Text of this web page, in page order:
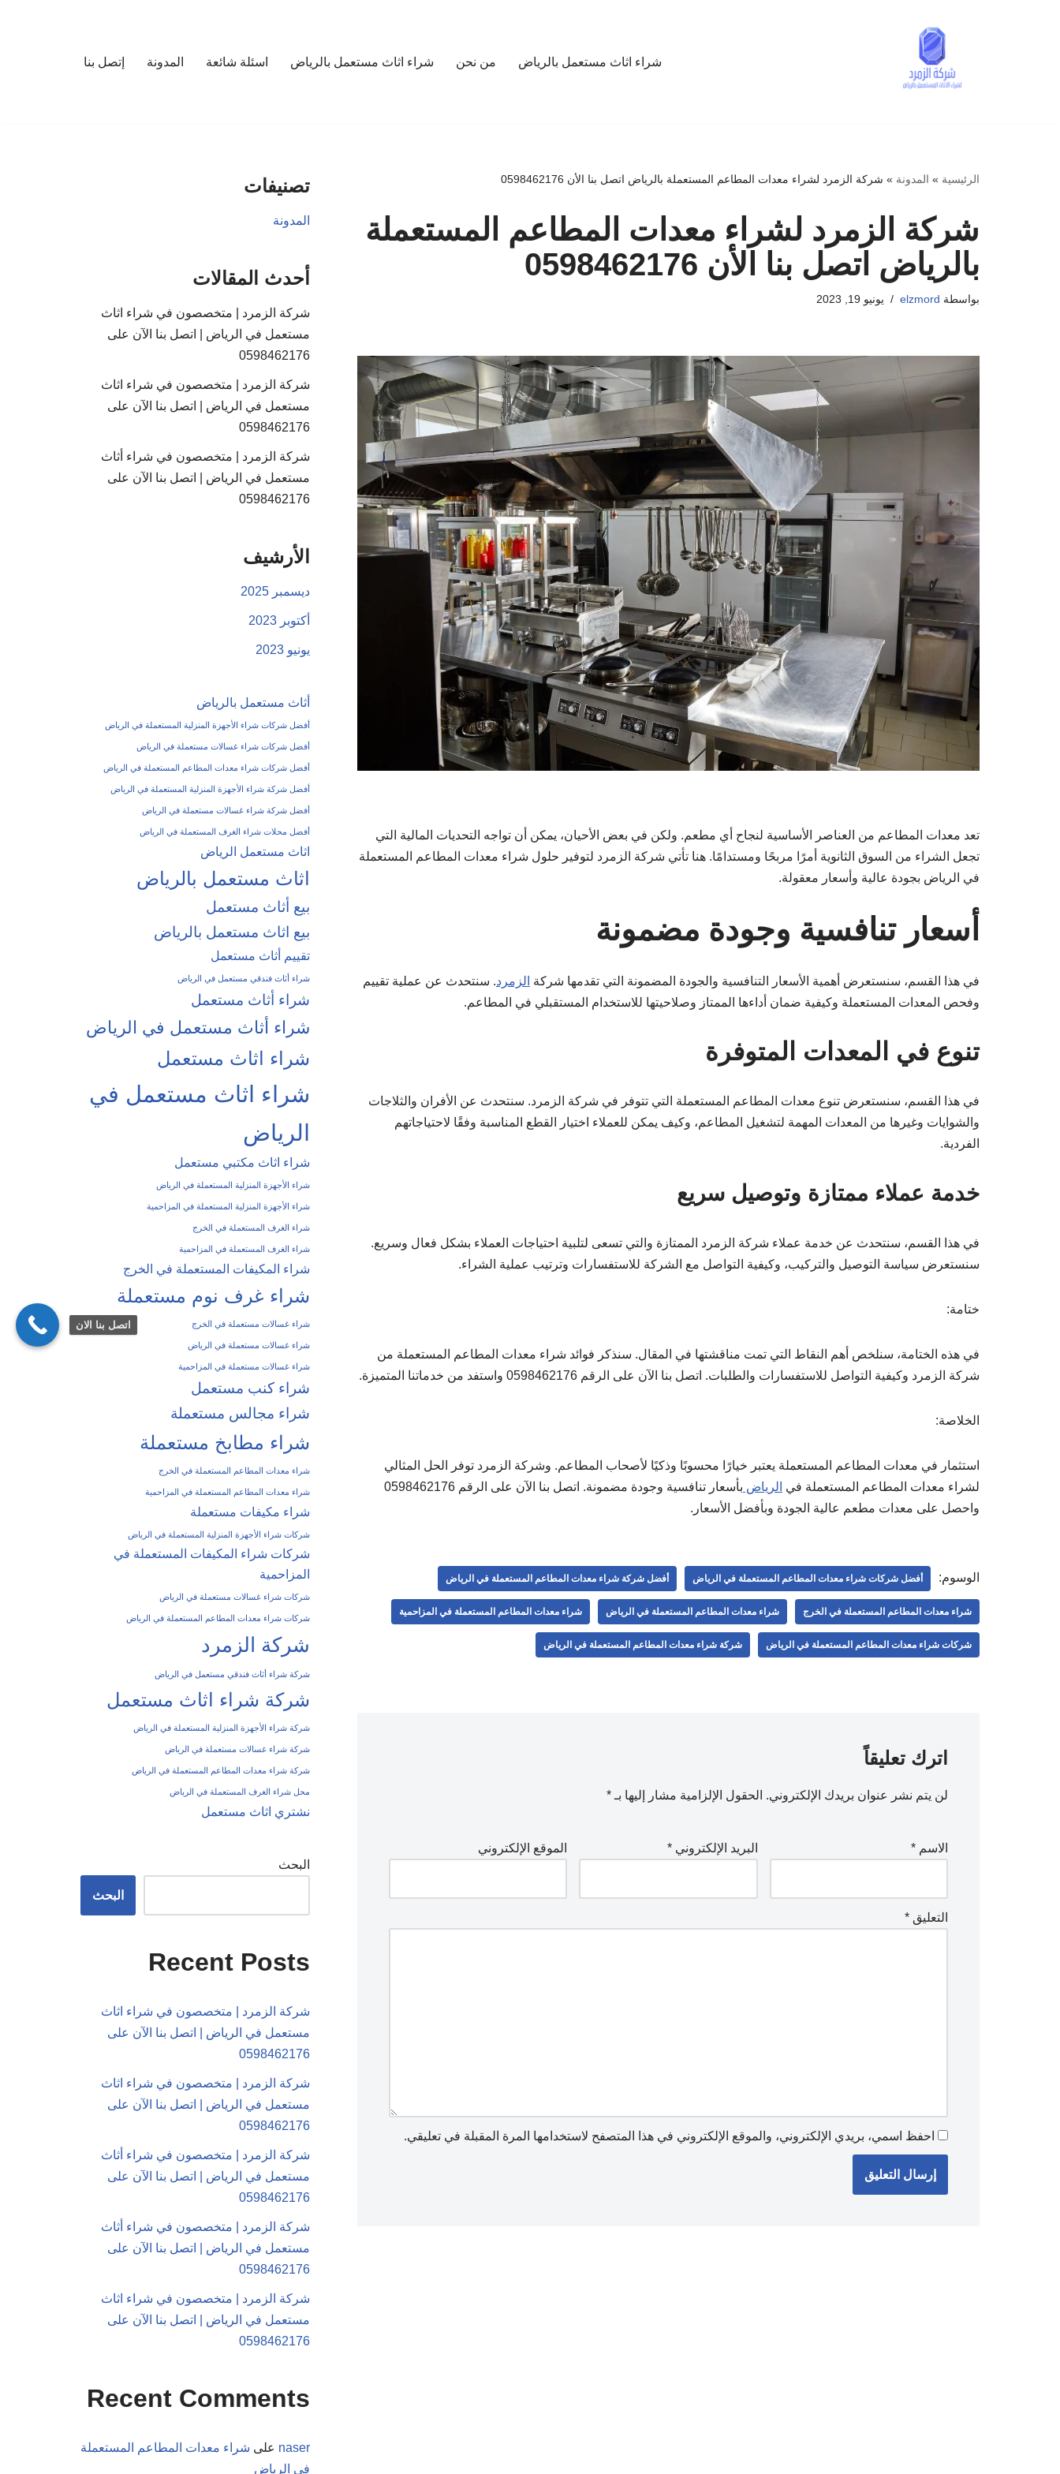
شراء اثاث مستعمل بالرياض من نحن شراء اثاث مستعمل بالرياض اسئلة شائعة المدونة إتصل بنا
الرئيسية » المدونة » شركة الزمرد لشراء معدات المطاعم المستعملة بالرياض اتصل بنا الأن 0598462176
شركة الزمرد لشراء معدات المطاعم المستعملة
بالرياض اتصل بنا الأن 0598462176
بواسطة elzmord يونيو 19, 2023
تعد معدات المطاعم من العناصر الأساسية لنجاح أي مطعم. ولكن في بعض الأحيان، يمكن أن تواجه التحديات المالية التي
تجعل الشراء من السوق الثانوية أمرًا مربحًا ومستدامًا. هنا تأتي شركة الزمرد لتوفير حلول شراء معدات المطاعم المستعملة
في الرياض بجودة عالية وأسعار معقولة.
أسعار تنافسية وجودة مضمونة
في هذا القسم، سنستعرض أهمية الأسعار التنافسية والجودة المضمونة التي تقدمها شركة الزمرد. سنتحدث عن عملية تقييم
وفحص المعدات المستعملة وكيفية ضمان أداءها الممتاز وصلاحيتها للاستخدام المستقبلي في المطاعم.
تنوع في المعدات المتوفرة
في هذا القسم، سنستعرض تنوع معدات المطاعم المستعملة التي تتوفر في شركة الزمرد. سنتحدث عن الأفران والثلاجات
والشوايات وغيرها من المعدات المهمة لتشغيل المطاعم، وكيف يمكن للعملاء اختيار القطع المناسبة وفقًا لاحتياجاتهم
الفردية.
خدمة عملاء ممتازة وتوصيل سريع
في هذا القسم، سنتحدث عن خدمة عملاء شركة الزمرد الممتازة والتي تسعى لتلبية احتياجات العملاء بشكل فعال وسريع.
سنستعرض سياسة التوصيل والتركيب، وكيفية التواصل مع الشركة للاستفسارات وترتيب عملية الشراء.
ختامة:
في هذه الختامة، سنلخص أهم النقاط التي تمت مناقشتها في المقال. سنذكر فوائد شراء معدات المطاعم المستعملة من
شركة الزمرد وكيفية التواصل للاستفسارات والطلبات. اتصل بنا الآن على الرقم 0598462176 واستفد من خدماتنا المتميزة.
الخلاصة:
استثمار في معدات المطاعم المستعملة يعتبر خيارًا محسوبًا وذكيًا لأصحاب المطاعم. وشركة الزمرد توفر الحل المثالي
لشراء معدات المطاعم المستعملة في الرياض
بأسعار تنافسية وجودة مضمونة. اتصل بنا الآن على الرقم 0598462176
واحصل على معدات مطعم عالية الجودة وبأفضل الأسعار.
الوسوم: أفضل شركات شراء معدات المطاعم المستعملة في الرياض أفضل شركة شراء معدات المطاعم المستعملة في الرياض
شراء معدات المطاعم المستعملة في الخرج شراء معدات المطاعم المستعملة في الرياض شراء معدات المطاعم المستعملة في المزاحمية
شركات شراء معدات المطاعم المستعملة في الرياض شركة شراء معدات المطاعم المستعملة في الرياض
اترك تعليقاً
لن يتم نشر عنوان بريدك الإلكتروني. الحقول الإلزامية مشار إليها بـ *
الاسم * البريد الإلكتروني* الموقع الإلكتروني
التعليق *
احفظ اسمي، بريدي الإلكتروني، والموقع الإلكتروني في هذا المتصفح لاستخدامها المرة المقبلة في تعليقي.
تصنيفات
المدونة
أحدث المقالات
شركة الزمرد | متخصصون في شراء اثاث
مستعمل في الرياض | اتصل بنا الآن على
0598462176
شركة الزمرد | متخصصون في شراء اثاث
مستعمل في الرياض | اتصل بنا الآن على
0598462176
شركة الزمرد | متخصصون في شراء أثاث
مستعمل في الرياض | اتصل بنا الآن على
0598462176
الأرشيف
ديسمبر 2025
أكتوبر 2023
يونيو 2023
أثاث مستعمل بالرياض
أفضل شركات شراء الأجهزة المنزلية المستعملة في الرياض
أفضل شركات شراء غسالات مستعملة في الرياض
أفضل شركات شراء معدات المطاعم المستعملة في الرياض
أفضل شركة شراء الأجهزة المنزلية المستعملة في الرياض
أفضل شركة شراء غسالات مستعملة في الرياض
أفضل محلات شراء الغرف المستعملة في الرياض
اثاث مستعمل الرياض
اثاث مستعمل بالرياض
بيع أثاث مستعمل
بيع اثاث مستعمل بالرياض
تقييم أثاث مستعمل
شراء أثاث فندقي مستعمل في الرياض
شراء أثاث مستعمل
شراء أثاث مستعمل في الرياض
شراء اثاث مستعمل
شراء اثاث مستعمل في
الرياض
شراء اثاث مكتبي مستعمل
شراء الأجهزة المنزلية المستعملة في الرياض
شراء الأجهزة المنزلية المستعملة في المزاحمية
شراء الغرف المستعملة في الخرج
شراء الغرف المستعملة في المزاحمية
شراء المكيفات المستعملة في الخرج
شراء غرف نوم مستعملة
شراء غسالات مستعملة في الخرج
شراء غسالات مستعملة في الرياض
شراء غسالات مستعملة في المزاحمية
شراء كنب مستعمل
شراء مجالس مستعملة
شراء مطابخ مستعملة
شراء معدات المطاعم المستعملة في الخرج
شراء معدات المطاعم المستعملة في المزاحمية
شراء مكيفات مستعملة
شركات شراء الأجهزة المنزلية المستعملة في الرياض
شركات شراء المكيفات المستعملة في
المزاحمية
شركات شراء غسالات مستعملة في الرياض
شركات شراء معدات المطاعم المستعملة في الرياض
شركة الزمرد
شركة شراء أثاث فندقي مستعمل في الرياض
شركة شراء اثاث مستعمل
شركة شراء الأجهزة المنزلية المستعملة في الرياض
شركة شراء غسالات مستعملة في الرياض
شركة شراء معدات المطاعم المستعملة في الرياض
محل شراء الغرف المستعملة في الرياض
نشتري اثاث مستعمل
البحث
البحث
Recent Posts
شركة الزمرد | متخصصون في شراء اثاث
مستعمل في الرياض | اتصل بنا الآن على
0598462176
شركة الزمرد | متخصصون في شراء اثاث
مستعمل في الرياض | اتصل بنا الآن على
0598462176
شركة الزمرد | متخصصون في شراء أثاث
مستعمل في الرياض | اتصل بنا الآن على
0598462176
شركة الزمرد | متخصصون في شراء أثاث
مستعمل في الرياض | اتصل بنا الآن على
0598462176
شركة الزمرد | متخصصون في شراء اثاث
مستعمل في الرياض | اتصل بنا الآن على
0598462176
Recent Comments
naser على شراء معدات المطاعم المستعملة
في الرياض
اتصل بنا الان